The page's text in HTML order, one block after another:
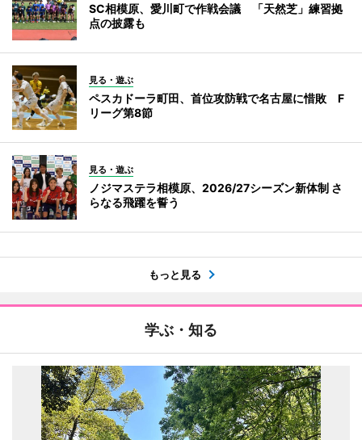
SC相模原、愛川町で作戦会議 「天然芝」練習拠
点の披露も
見る・遊ぶ
ペスカドーラ町田、首位攻防戦で名古屋に惜敗 F
リーグ第8節
見る・遊ぶ
ノジマステラ相模原、2026/27シーズン新体制 さ
らなる飛躍を誓う
もっと見る
学ぶ・知る